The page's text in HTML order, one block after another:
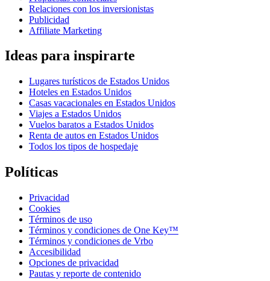
Relaciones con los inversionistas
Publicidad
Affiliate Marketing
Ideas para inspirarte
Lugares turísticos de Estados Unidos
Hoteles en Estados Unidos
Casas vacacionales en Estados Unidos
Viajes a Estados Unidos
Vuelos baratos a Estados Unidos
Renta de autos en Estados Unidos
Todos los tipos de hospedaje
Políticas
Privacidad
Cookies
Términos de uso
Términos y condiciones de One Key™
Términos y condiciones de Vrbo
Accesibilidad
Opciones de privacidad
Pautas y reporte de contenido